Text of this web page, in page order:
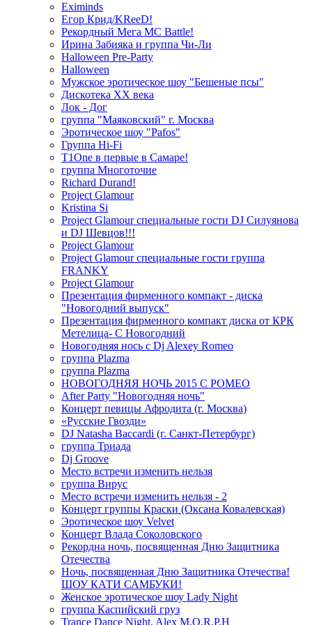
Eximinds
Егор Крид/KReeD!
Рекордный Мега МС Battle!
Ирина Забияка и группа Чи-Ли
Halloween Pre-Party
Halloween
Мужское эротическое шоу "Бешеные псы"
Дискотека ХХ века
Лок - Дог
группа "Маяковский" г. Москва
Эротическое шоу "Pafos"
Группа Hi-Fi
T1One в первые в Самаре!
группа Многоточие
Richard Durand!
Project Glamour
Kristina Si
Project Glamour специальные гости DJ Силуянова
и DJ Шевцов!!!
Project Glamour
Project Glamour специальные гости группа
FRANKY
Project Glamour
Презентация фирменного компакт - диска
"Новогодний выпуск"
Презентация фирменного компакт диска от КРК
Метелица- С Новогодний
Новогодняя нось с Dj Alexey Romeo
группа Plazma
группа Plazma
НОВОГОДНЯЯ НОЧЬ 2015 C РОМЕО
After Party "Новогодняя ночь"
Концерт певицы Афродита (г. Москва)
«Русские Гвозди»
DJ Natasha Baccardi (г. Санкт-Петербург)
группа Триада
Dj Groove
Место встречи изменить нельзя
группа Вирус
Место встречи изменить нельзя - 2
Концерт группы Краски (Оксана Ковалевская)
Эротическое шоу Velvet
Концерт Влада Соколовского
Рекордна ночь, посвященная Дню Защитника
Отечества
Ночь, посвященная Дню Защитника Отечества!
ШОУ КАТИ САМБУКИ!
Женское эротическое шоу Lady Night
группа Каспийский груз
Trance Dance Night. Alex M.O.R.P.H